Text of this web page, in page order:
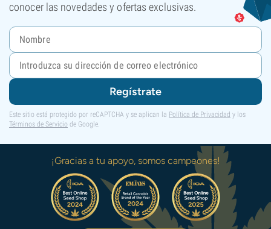
conocer las novedades y ofertas exclusivas.
Regístrate
Este sitio está protegido por reCAPTCHA y se aplican la Política de Privacidad y los
Términos de Servicio de Google.
¡Gracias a tu apoyo, somos campeones!